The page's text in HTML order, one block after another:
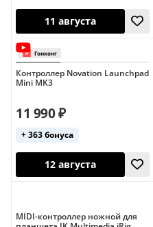
26 сентября
Контроллер Novation Launchpad
Mini MK3
11 990 ₽
+ 363 бонуса
MIDI-контроллер ножной для